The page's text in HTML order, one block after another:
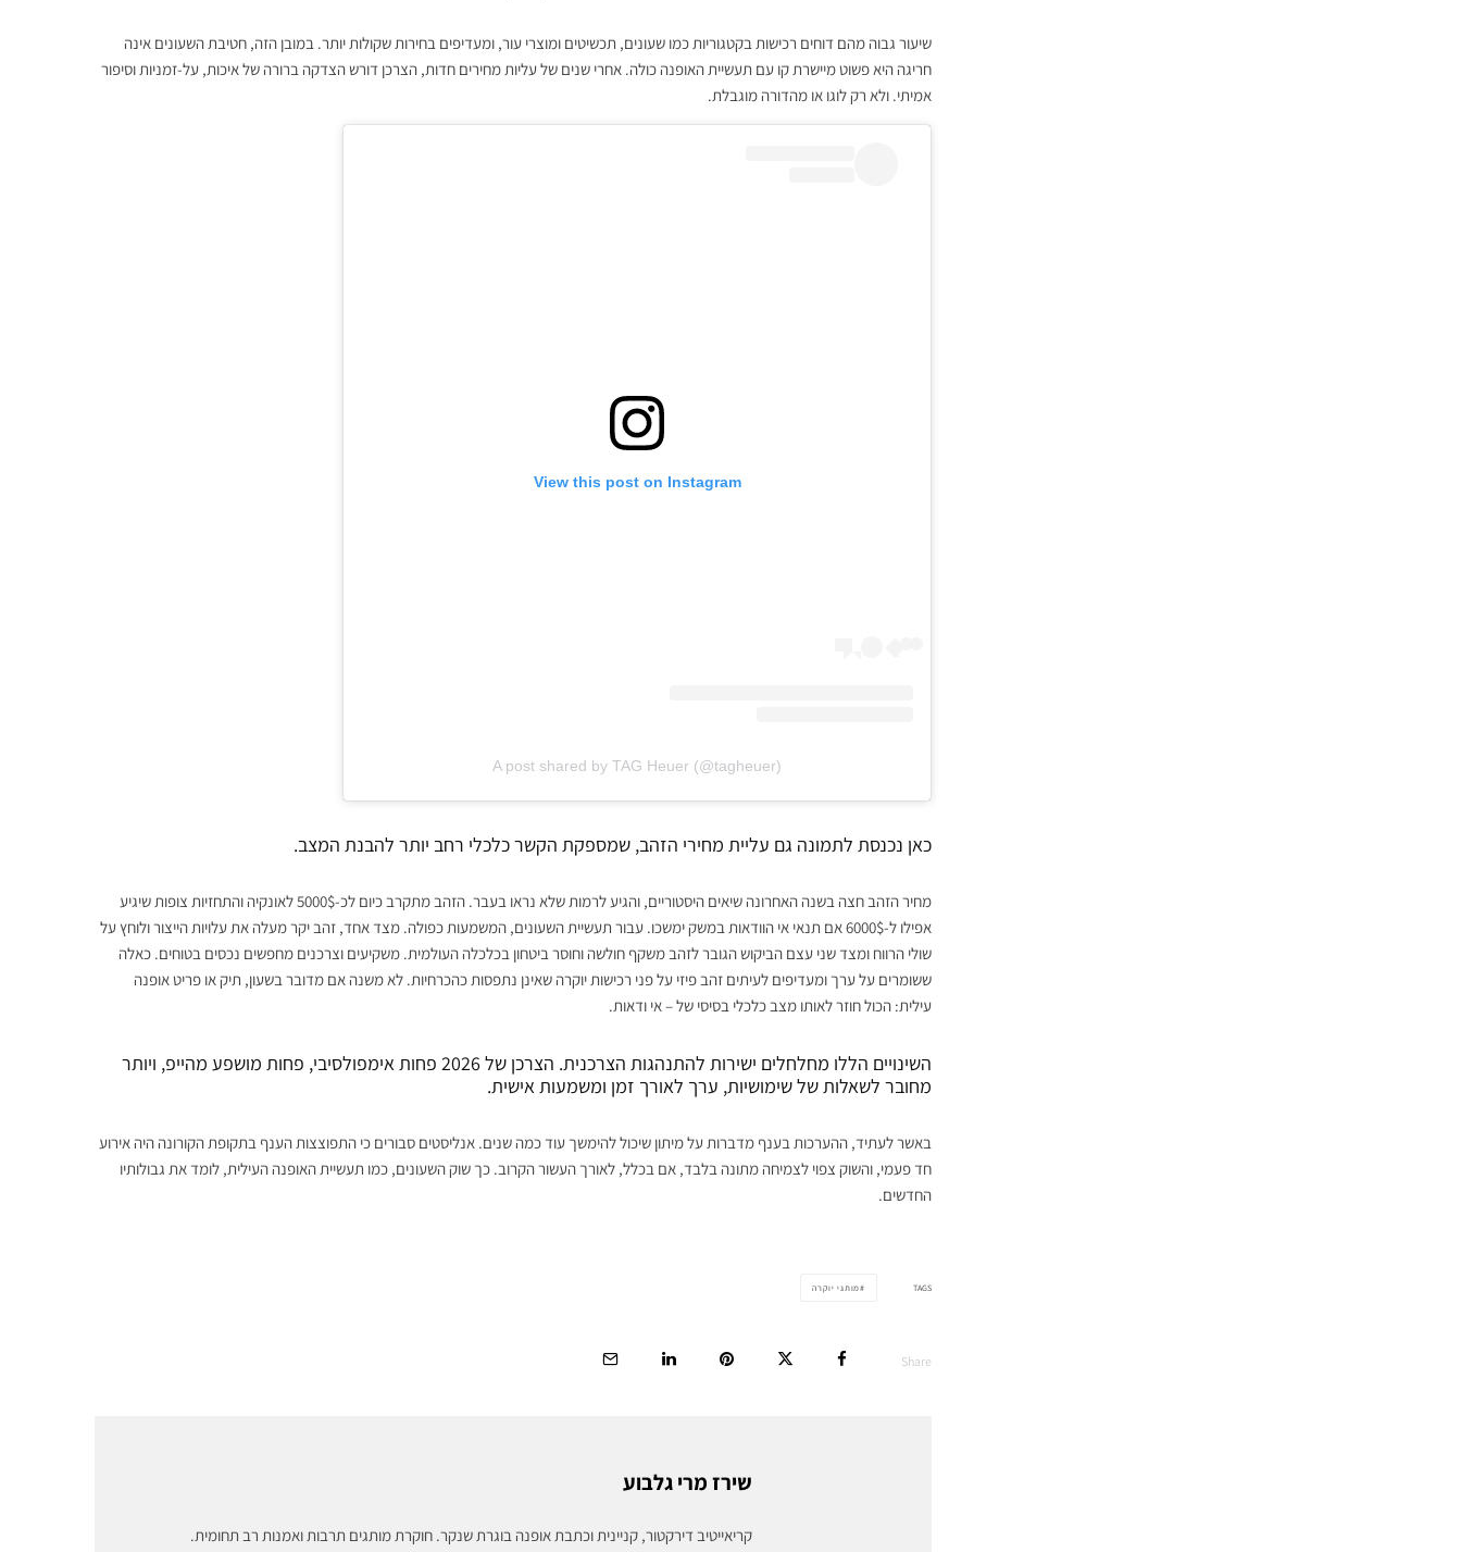
שיעור גבוה מהם דוחים רכישות בקטגוריות כמו שעונים, תכשיטים ומוצרי עור, ומעדיפים בחירות שקולות יותר. במובן הזה, חטיבת השעונים אינה
חריגה היא פשוט מיישרת קו עם תעשיית האופנה כולה. אחרי שנים של עליות מחירים חדות, הצרכן דורש הצדקה ברורה של איכות, על-זמניות וסיפור
אמיתי. ולא רק לוגו או מהדורה מוגבלת.
View this post on Instagram
A post shared by TAG Heuer (@tagheuer)
כאן נכנסת לתמונה גם עליית מחירי הזהב, שמספקת הקשר כלכלי רחב יותר להבנת המצב.
מחיר הזהב חצה בשנה האחרונה שיאים היסטוריים, והגיע לרמות שלא נראו בעבר. הזהב מתקרב כיום לכ-5000$ לאונקיה והתחזיות צופות שיגיע
אפילו ל-6000$ אם תנאי אי הוודאות במשק ימשכו. עבור תעשיית השעונים, המשמעות כפולה. מצד אחד, זהב יקר מעלה את עלויות הייצור ולוחץ על
שולי הרווח ומצד שני עצם הביקוש הגובר לזהב משקף חולשה וחוסר ביטחון בכלכלה העולמית. משקיעים וצרכנים מחפשים נכסים בטוחים. כאלה
ששומרים על ערך ומעדיפים לעיתים זהב פיזי על פני רכישות יוקרה שאינן נתפסות כהכרחיות. לא משנה אם מדובר בשעון, תיק או פריט אופנה
עילית: הכול חוזר לאותו מצב כלכלי בסיסי של – אי ודאות.
השינויים הללו מחלחלים ישירות להתנהגות הצרכנית. הצרכן של 2026 פחות אימפולסיבי, פחות מושפע מהייפ, ויותר
מחובר לשאלות של שימושיות, ערך לאורך זמן ומשמעות אישית.
באשר לעתיד, ההערכות בענף מדברות על מיתון שיכול להימשך עוד כמה שנים. אנליסטים סבורים כי התפוצצות הענף בתקופת הקורונה היה אירוע
חד פעמי, והשוק צפוי לצמיחה מתונה בלבד, אם בכלל, לאורך העשור הקרוב. כך שוק השעונים, כמו תעשיית האופנה העילית, לומד את גבולותיו
החדשים.
TAGS מותגי יוקרה
Share
שירז מרי גלבוע
קריאייטיב דירקטור, קניינית וכתבת אופנה בוגרת שנקר. חוקרת מותגים תרבות ואמנות רב תחומית.